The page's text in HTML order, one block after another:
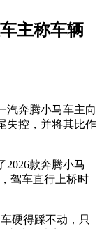
主称车辆
汽奔腾小马车主向
失控，并将其比作
2026款奔腾小马
驾车直行上桥时
硬得踩不动，只